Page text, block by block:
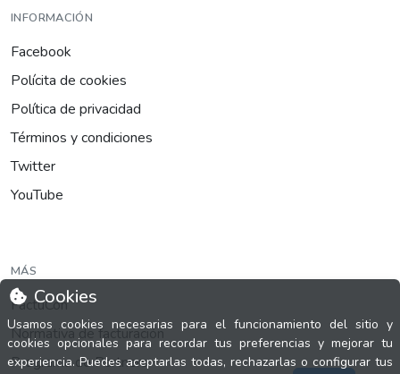
Cookies
Usamos cookies necesarias para el funcionamiento del sitio y
cookies opcionales para recordar tus preferencias y mejorar tu
experiencia. Puedes aceptarlas todas, rechazarlas o configurar tus
INFORMACIÓN
Facebook
Polícita de cookies
Política de privacidad
Términos y condiciones
Twitter
YouTube
MÁS
FactuCon
Normativa de facturación
Programa de Partners